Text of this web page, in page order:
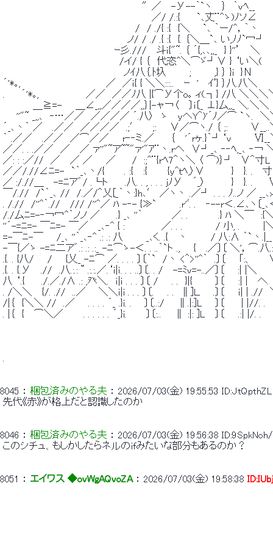
″／　 -У--｀`ヽ　 ｝　｀vﾍ__　　　　  ┃　　　　　　　　　
／/ /.:{　　 `､丈¨^ゝ)ﾉソ∠　 　 　 ┗　　　　　　　　　　　
/　/ ./{ :{　{＼ 　 `､ ｀ー/^，｀丶
ノ/ / ./ .{ :{　{. ｛＼＿`､ い,ﾉﾉ`冖┘
ｰ彡.///　 斗ｉ{"~. ｛ ´{,､､,,_　} }''’　 ＼　　　　
/イ/ { ｛　代恣^＼⌒ゞ┘∨ } ‘い＼( 　 　 　
ノｲ八｛.ﾄ圦　　　 ;　　　 ,} ｝ }i　}Ν　　　　　　
´'*｡,　　　　　 　 　 　 　 　 ／　／ｉ{ { ＼＼:::..　 ｰ　'　 ｲﾟ} ｝八.八＼　
.　　 ´'*｡,　　　　　　　／／　／／ﾉ八 |{⌒У个o｡ ィ(.┐} /八 ＼＼＼
＿≧=-　　＿∠_,,／／／／,,｝|-ャ￢〈　 〕i〔_ ⊥}厶,,_ ＼.＼
''"~ _,,､　‐…／／　／／／／ ´.八〉　ゝ　 yへY＾)'´ﾉ／⌒ `ヽ.　
´_､丶｀ ／　 .／／　／／／／　.;′　　;:　　∨／⌒ヽ./ ｛ ;: 　 　
｀ .／／　 .／／　／⌒／／　　r‐‐ミ.／　　 ｛　 '´rヶ.}｀┘‘v　　　
／／. . .／／　／　 ／ ァ''"~ア~~"ァ'"ｱ¨丶.rへ　∨┘_､ ‐‐ﾍ,_､ ‐
／: : :／//　／　 ／ ／　　／　　 /　:;^¨{rﾍ7＾ヽ＼ 〈 ⌒)｝┘　∨＾
／／/.//∠ﾆ=-　`｀_､丶/{　 　 . :{　 :{　　　{y^ｔﾍ,〉∨　　　　}　 }. .
／ :/.//＿　 -=ﾆア゛/ .└ト　　 .八. . , . . . jﾉУ　 ´_〉　　 　 }　 }. .　
￣/.//　/`｀_､ //　/.／/＾乂[_｀丶:}h､′ ／ヽ丶 .／┘ . . . ﾉ..ノ ／ __
. /.//　/''^｀.//　 /// /''^／ ﾊ -‐- {≫`　　　 .r'ﾞ. .　 ‐--r＜.∠､ヽ〔_
/./厶ﾆ=-‐￢冖^｀ノノ ／　　 .} _､ ''｀　 　 　 ／. .　　　　 .} ﾊ ＼￣
''´-=ﾆ=- ￣ﾆ=- ￣／　 _､‐^ { :　　　　　 ／. . .　　　 　 / 小, .　　　
=-￣ﾆ-￣　　/_､ ''｀_､‐^ .: .: 八　　　 _､く. .{　 丶　　　 / 八:∧ ｀`丶
-￣{／ゝ -=ﾆ二ア゛.: .: .:_ -ﾆ⌒ゝ-＜. . ..｀`ト .,　　{　 .／〕〔 ＼'，⌒.八.:.
.{. . {八/　　/　　{乂_ -ﾆ⌒ ／. . . . 〕〔｀`　/丶 <＾>''^｀　.〕〔　　｢:、　
.{. . {.У　 .//　.八.:.:＂.:.:.／.‘ｉ|ｉ. . . ..〕〔. . /　 -=ﾐv=-..／〕〔 　 :| |＼
八 ‘.{　　 ./.／./∧ .: ,癶＼.　ｉ|ｉ . . . 〕〔 /　　. .　}|{ 　 　 〕〔　　:| |　
. /＼＼　 {/. .//　..／ 　 ＼＼ｉ|i . . . 〕〔.　　. .　∥]Ｌ　　.〕〔　　ｉ| |
/|｛　{＼＼ //　.／　　. . . . ´_ .}i. . 　 〕〔..:/　　∥.|:]L 　 〕〔　　 | |//.
. |｛　{　 ⌒＼／　　　. . . . . . ´_}i.　 　 〕〔:..　　∥ :|: ]L　 〕〔　　.:| |/.
8045 ： 梱包済みのやる夫 ： 2026/07/03(金) 19:55:53 ID:JtQpthZL
先代《赤》が格上だと認識したのか
8046 ： 梱包済みのやる夫 ： 2026/07/03(金) 19:56:38 ID:9SpkNoh/
このシチュ、もしかしたらネルのifみたいな部分もあるのか？
8051 ： エイワス ◆ovWgAQvoZA ： 2026/07/03(金) 19:58:38